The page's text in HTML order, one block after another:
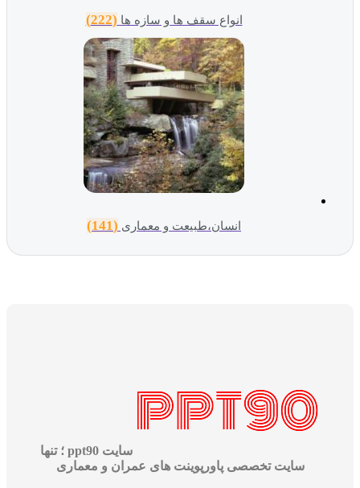
انواع سقف ها و سازه ها (222)
انسان،طبیعت و معماری (141)
سایت ppt90 ؛ تنها
سایت تخصصی پاورپوینت های عمران و معماری